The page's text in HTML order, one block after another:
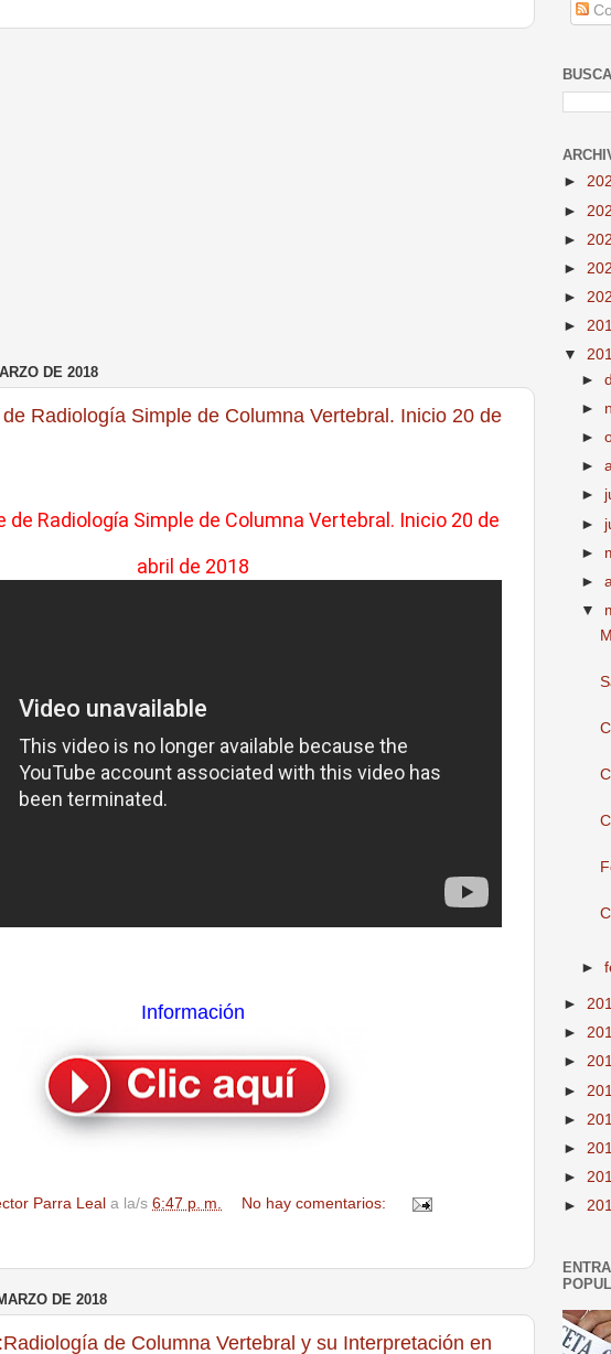
DE 2018
Radiología Simple de Columna Vertebral. Inicio 20 de
de Radiología Simple de Columna Vertebral. Inicio 20 de
abril de 2018
Información
Parra Leal a la/s 6:47 p. m. No hay comentarios:
DE 2018
de Columna Vertebral y su Interpretación en
►
►
►
►
►
►
▼
►
►
►
►
►
►
►
►
▼
►
►
►
►
►
►
►
►
►